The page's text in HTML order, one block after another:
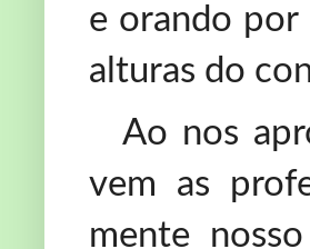
e orando por
alturas do
Ao nos
vem as
mente